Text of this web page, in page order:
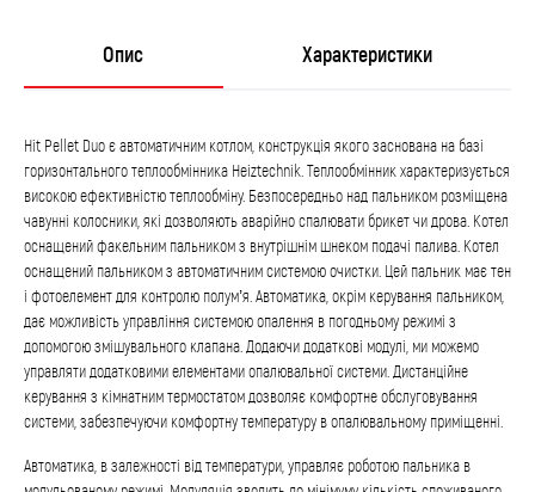
Опис Характеристики
Hit Pellet Duo є автоматичним котлом, конструкція якого заснована на базі
горизонтального теплообмінника Heiztechnik. Теплообмінник характеризується
високою ефективністю теплообміну. Безпосередньо над пальником розміщена
чавунні колосники, які дозволяють аварійно спалювати брикет чи дрова. Котел
оснащений факельним пальником з внутрішнім шнеком подачі палива. Котел
оснащений пальником з автоматичним системою очистки. Цей пальник має тен
і фотоелемент для контролю полум’я. Автоматика, окрім керування пальником,
дає можливість управління системою опалення в погодньому режимі з
допомогою змішувального клапана. Додаючи додаткові модулі, ми можемо
управляти додатковими елементами опалювальної системи. Дистанційне
керування з кімнатним термостатом дозволяє комфортне обслуговування
системи, забезпечуючи комфортну температуру в опалювальному приміщенні.
Автоматика, в залежності від температури, управляє роботою пальника в